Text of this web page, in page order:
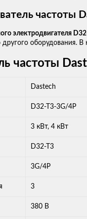
частоты
электродвигателя
оборудования.
частоты
Dastech
D32-T3-3G/4P
3 кВт, 4 кВт
D32-T3
3G/4P
3
380 В